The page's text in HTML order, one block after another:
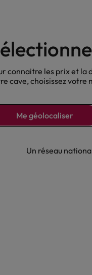
Nos Bières
Rosé
connaitre les prix et la
cave, choisissez votre
Me géolocaliser
Un réseau